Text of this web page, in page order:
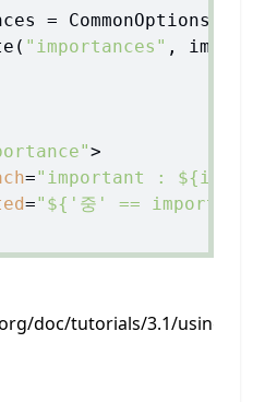
=
"importances" ,
>
="important :
="${'중' ==
doc/tutorials/3.1/